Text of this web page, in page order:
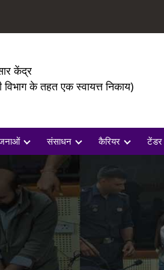
केंद्र
विभाग के तहत एक स्वायत्त निकाय)
संसाधन कैरियर टेंडर